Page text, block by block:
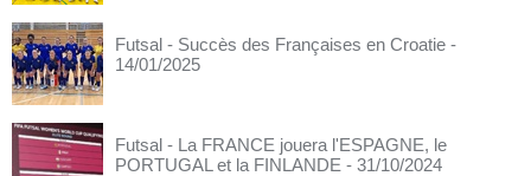
Futsal - Succès des Françaises en Croatie -
14/01/2025
Futsal - La FRANCE jouera l'ESPAGNE, le
PORTUGAL et la FINLANDE - 31/10/2024